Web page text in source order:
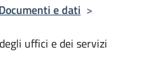
Documenti e dati >
uffici e dei servizi